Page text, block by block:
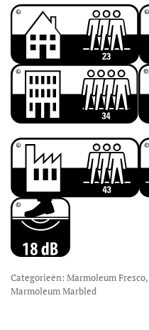
Categorieën: Marmoleum Fresco,
Marmoleum Marbled